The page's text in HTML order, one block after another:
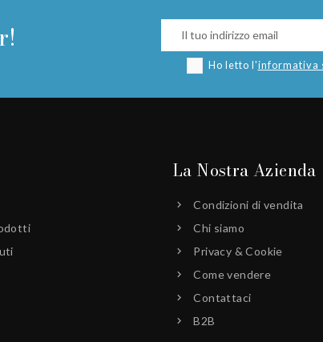
Ho letto l'informativa
La Nostra Azienda
Condizioni di vendita
Chi siamo
Privacy & Cookie
Come vendere
Contattaci
B2B